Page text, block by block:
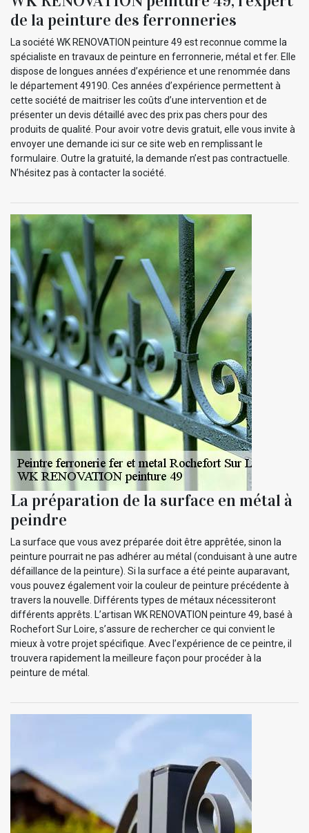
de la peinture des ferronneries
La société WK RENOVATION peinture 49 est reconnue comme la
spécialiste en travaux de peinture en ferronnerie, métal et fer. Elle
dispose de longues années d’expérience et une renommée dans
le département 49190. Ces années d’expérience permettent à
cette société de maitriser les coûts d’une intervention et de
présenter un devis détaillé avec des prix pas chers pour des
produits de qualité. Pour avoir votre devis gratuit, elle vous invite à
envoyer une demande ici sur ce site web en remplissant le
formulaire. Outre la gratuité, la demande n’est pas contractuelle.
N’hésitez pas à contacter la société.
La préparation de la surface en métal à
peindre
La surface que vous avez préparée doit être apprêtée, sinon la
peinture pourrait ne pas adhérer au métal (conduisant à une autre
défaillance de la peinture). Si la surface a été peinte auparavant,
vous pouvez également voir la couleur de peinture précédente à
travers la nouvelle. Différents types de métaux nécessiteront
différents apprêts. L’artisan WK RENOVATION peinture 49, basé à
Rochefort Sur Loire, s’assure de rechercher ce qui convient le
mieux à votre projet spécifique. Avec l’expérience de ce peintre, il
trouvera rapidement la meilleure façon pour procéder à la
peinture de métal.